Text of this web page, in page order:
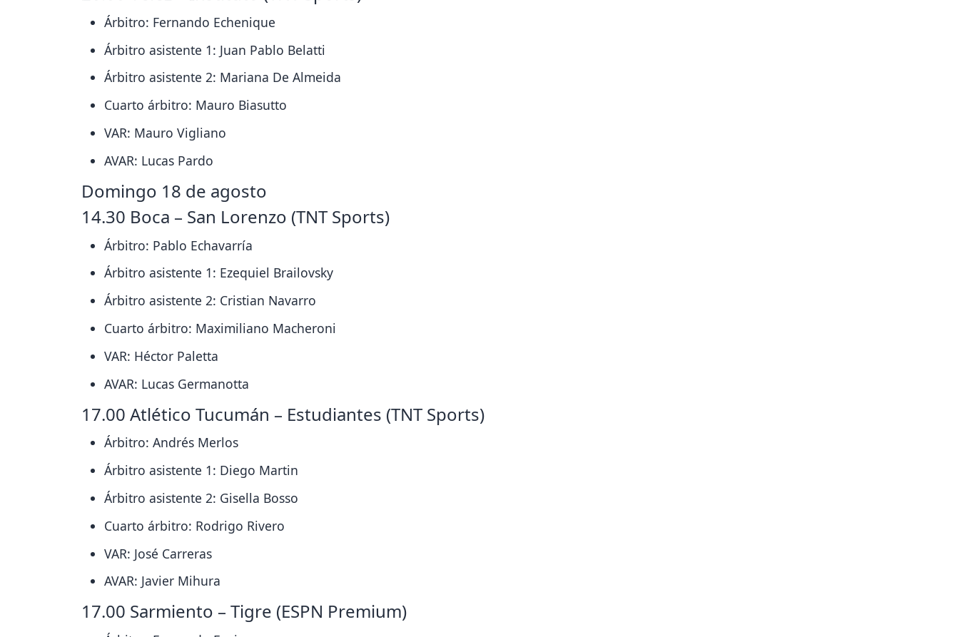
Árbitro: Fernando Echenique
Árbitro asistente 1: Juan Pablo Belatti
Árbitro asistente 2: Mariana De Almeida
Cuarto árbitro: Mauro Biasutto
VAR: Mauro Vigliano
AVAR: Lucas Pardo
Domingo 18 de agosto
14.30 Boca – San Lorenzo (TNT Sports)
Árbitro: Pablo Echavarría
Árbitro asistente 1: Ezequiel Brailovsky
Árbitro asistente 2: Cristian Navarro
Cuarto árbitro: Maximiliano Macheroni
VAR: Héctor Paletta
AVAR: Lucas Germanotta
17.00 Atlético Tucumán – Estudiantes (TNT Sports)
Árbitro: Andrés Merlos
Árbitro asistente 1: Diego Martin
Árbitro asistente 2: Gisella Bosso
Cuarto árbitro: Rodrigo Rivero
VAR: José Carreras
AVAR: Javier Mihura
17.00 Sarmiento – Tigre (ESPN Premium)